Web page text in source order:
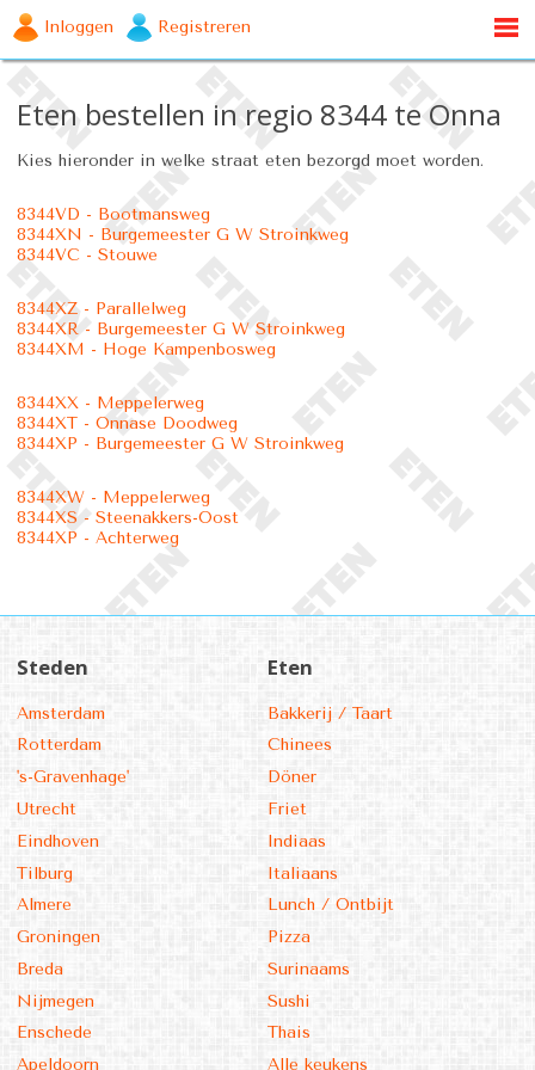
Inloggen Registreren
Eten bestellen in regio 8344 te Onna
Kies hieronder in welke straat eten bezorgd moet worden.
8344VD - Bootmansweg
8344XN - Burgemeester G W Stroinkweg
8344VC - Stouwe
8344XZ - Parallelweg
8344XR - Burgemeester G W Stroinkweg
8344XM - Hoge Kampenbosweg
8344XX - Meppelerweg
8344XT - Onnase Doodweg
8344XP - Burgemeester G W Stroinkweg
8344XW - Meppelerweg
8344XS - Steenakkers-Oost
8344XP - Achterweg
Steden
Amsterdam
Rotterdam
's-Gravenhage'
Utrecht
Eindhoven
Tilburg
Almere
Groningen
Breda
Nijmegen
Enschede
Apeldoorn
Eten
Bakkerij / Taart
Chinees
Döner
Friet
Indiaas
Italiaans
Lunch / Ontbijt
Pizza
Surinaams
Sushi
Thais
Alle keukens